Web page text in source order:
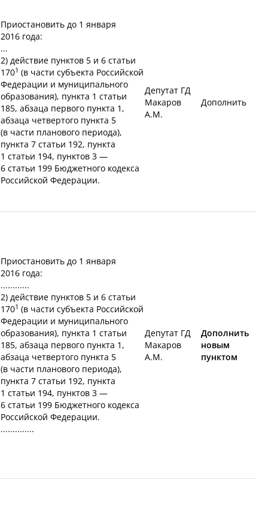
Приостановить до 1 января
2016 года:
...
2) действие пунктов 5 и 6 статьи
1701 (в части субъекта Российской
Федерации и муниципального
образования), пункта 1 статьи
185, абзаца первого пункта 1,
абзаца четвертого пункта 5
(в части планового периода),
пункта 7 статьи 192, пункта
1 статьи 194, пунктов 3 —
6 статьи 199 Бюджетного кодекса
Российской Федерации.
Депутат ГД
Макаров
А.М.
Дополнить
Приостановить до 1 января
2016 года:
............
2) действие пунктов 5 и 6 статьи
1701 (в части субъекта Российской
Федерации и муниципального
образования), пункта 1 статьи
185, абзаца первого пункта 1,
абзаца четвертого пункта 5
(в части планового периода),
пункта 7 статьи 192, пункта
1 статьи 194, пунктов 3 —
6 статьи 199 Бюджетного кодекса
Российской Федерации.
..............
Депутат ГД
Макаров
А.М.
Дополнить
новым
пунктом